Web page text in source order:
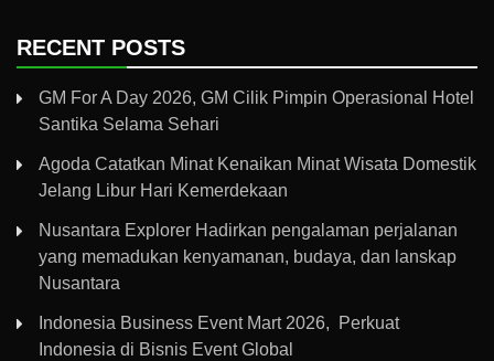
RECENT POSTS
GM For A Day 2026, GM Cilik Pimpin Operasional Hotel
Santika Selama Sehari
Agoda Catatkan Minat Kenaikan Minat Wisata Domestik
Jelang Libur Hari Kemerdekaan
Nusantara Explorer Hadirkan pengalaman perjalanan
yang memadukan kenyamanan, budaya, dan lanskap
Nusantara
Indonesia Business Event Mart 2026, Perkuat
Indonesia di Bisnis Event Global